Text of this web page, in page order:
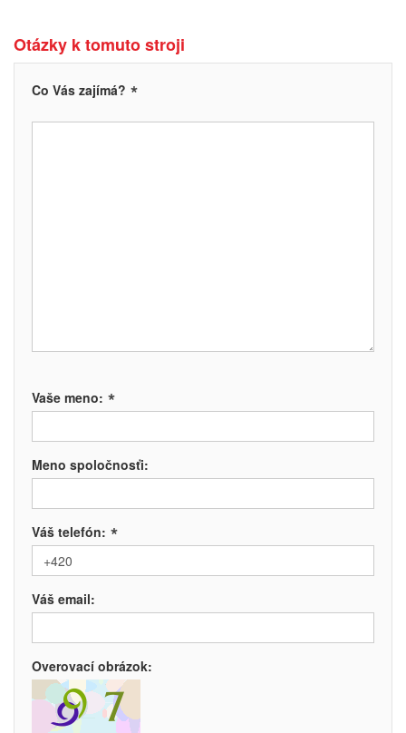
Otázky k tomuto stroji
Co Vás zajímá? *
Vaše meno: *
Meno spoločnosťi:
Váš telefón: *
Váš email:
Overovací obrázok: